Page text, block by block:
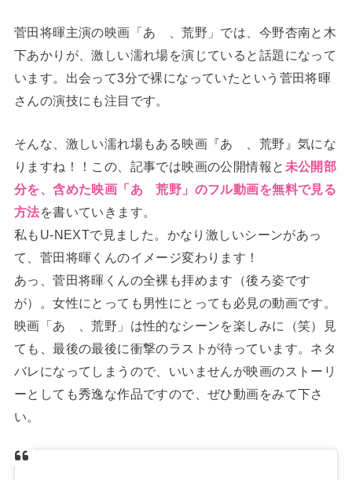
菅田将暉主演の映画「あゝ、荒野」では、今野杏南と木
下あかりが、激しい濡れ場を演じていると話題になって
います。出会って3分で裸になっていたという菅田将暉
さんの演技にも注目です。
そんな、激しい濡れ場もある映画『あゝ、荒野』気にな
りますね！！この、記事では映画の公開情報と 未公開部
分を、含めた映画「あゝ荒野」のフル動画を無料で見る
方法を書いていきます。
私もU-NEXTで見ました。かなり激しいシーンがあっ
て、菅田将暉くんのイメージ変わります！
あっ、菅田将暉くんの全裸も拝めます（後ろ姿です
が）。女性にとっても男性にとっても必見の動画です。
映画「あゝ、荒野」は性的なシーンを楽しみに（笑）見
ても、最後の最後に衝撃のラストが待っています。ネタ
バレになってしまうので、いいませんが映画のストーリ
ーとしても秀逸な作品ですので、ぜひ動画をみて下さ
い。